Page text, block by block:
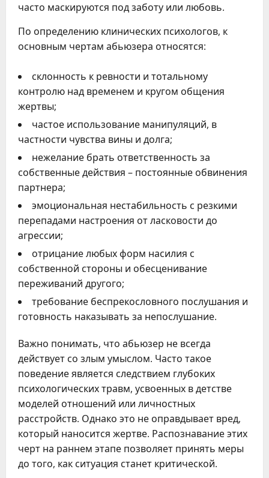
часто маскируются под заботу или любовь.
По определению клинических психологов, к
основным чертам абьюзера относятся:
склонность к ревности и тотальному
контролю над временем и кругом общения
жертвы;
частое использование манипуляций, в
частности чувства вины и долга;
нежелание брать ответственность за
собственные действия – постоянные обвинения
партнера;
эмоциональная нестабильность с резкими
перепадами настроения от ласковости до
агрессии;
отрицание любых форм насилия с
собственной стороны и обесценивание
переживаний другого;
требование беспрекословного послушания и
готовность наказывать за непослушание.
Важно понимать, что абьюзер не всегда
действует со злым умыслом. Часто такое
поведение является следствием глубоких
психологических травм, усвоенных в детстве
моделей отношений или личностных
расстройств. Однако это не оправдывает вред,
который наносится жертве. Распознавание этих
черт на раннем этапе позволяет принять меры
до того, как ситуация станет критической.